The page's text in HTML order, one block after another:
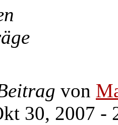
von
30, 2007 -